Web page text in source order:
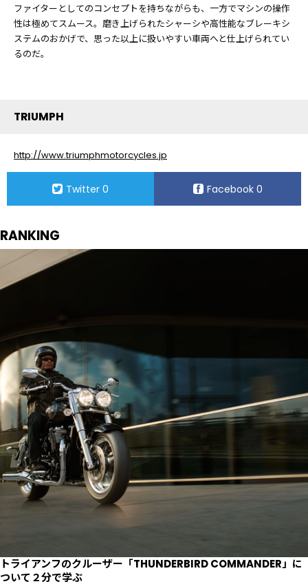
ファイターとしてのコンセプトを持ちながらも、一方でマシンの操作
性は極めてスムース。磨き上げられたシャーシや高性能なブレーキシ
ステムのおかげで、思った以上に扱いやすい車両へと仕上げられてい
るのだ。
TRIUMPH
http://www.triumphmotorcycles.jp
Twitter 0 Facebook 0
RANKING
トライアンフのクルーザー「THUNDERBIRD COMMANDER」に
ついて２分で学ぶ